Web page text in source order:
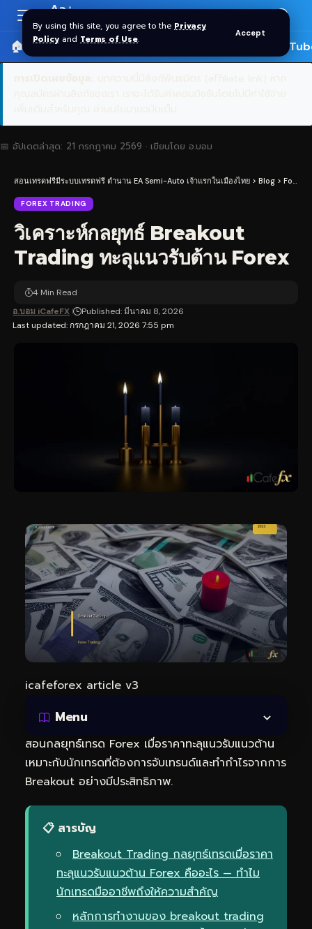
By using this site, you agree to the Privacy
Policy and Terms of Use.
Accept
Resizer
Aa
🏠 หน้าแรก ราคาทอง SPDR 🎬
📅 อัปเดตล่าสุด: 21 กรกฎาคม 2569 · เขียนโดย อ.บอม
สอนเทรดฟรีมีระบบเทรดฟรี ตำนาน EA Semi-Auto เจ้าแรกในเมืองไทย > Blog > Forex Trading
FOREX TRADING
วิเคราะห์กลยุทธ์ Breakout
Trading ทะลุแนวรับต้าน Forex
Last updated: กรกฎาคม 21, 2026 7:55 pm
อ.บอม iCafeFX Published: มีนาคม 8, 2026
4 Min Read
icafeforex article v3
Menu
สอนกลยุทธ์เทรด Forex เมื่อราคาทะลุแนวรับแนวต้าน
เหมาะกับนักเทรดที่ต้องการจับเทรนด์และทำกำไรจากการ
Breakout อย่างมีประสิทธิภาพ.
📋 สารบัญ
Breakout Trading กลยุทธ์เทรดเมื่อราคา
ทะลุแนวรับแนวต้าน Forex คืออะไร — ทำไม
นักเทรดมืออาชีพถึงให้ความสำคัญ
หลักการทำงานของ breakout trading